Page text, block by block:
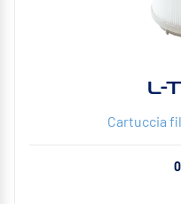
L-
Cartuccia